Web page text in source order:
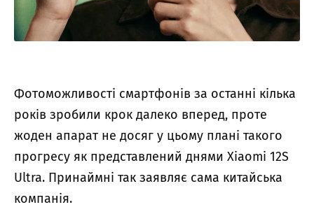
Фотоможливості смартфонів за останні кілька
років зробили крок далеко вперед, проте
жоден апарат не досяг у цьому плані такого
прогресу як представлений днями Xiaomi 12S
Ultra. Принаймні так заявляє сама китайська
компанія.